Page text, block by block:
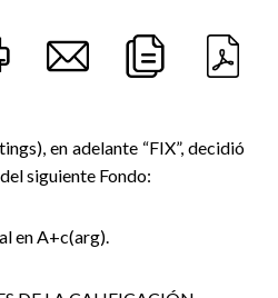
en adelante “FIX”, decidió
siguiente Fondo:
en A+c(arg).